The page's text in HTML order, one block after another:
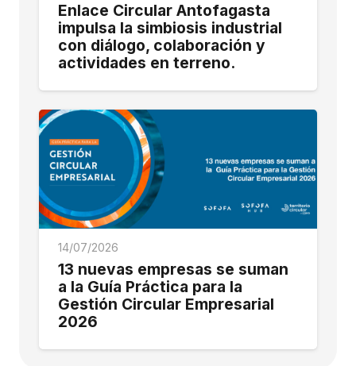
Enlace Circular Antofagasta
impulsa la simbiosis industrial
con diálogo, colaboración y
actividades en terreno.
14/07/2026
13 nuevas empresas se suman
a la Guía Práctica para la
Gestión Circular Empresarial
2026